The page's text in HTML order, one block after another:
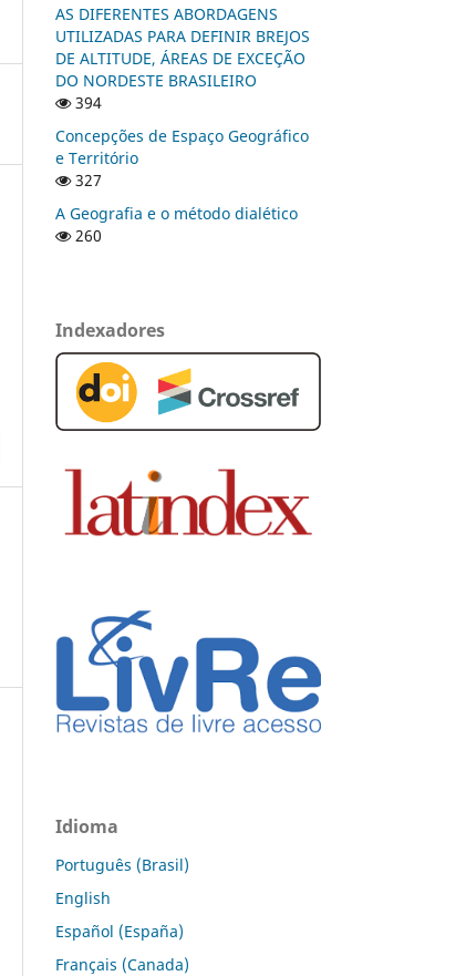
AS DIFERENTES ABORDAGENS
UTILIZADAS PARA DEFINIR BREJOS
DE ALTITUDE, ÁREAS DE EXCEÇÃO
DO NORDESTE BRASILEIRO
394
Concepções de Espaço Geográfico
e Território
327
A Geografia e o método dialético
260
Indexadores
Idioma
Português (Brasil)
English
Español (España)
Français (Canada)